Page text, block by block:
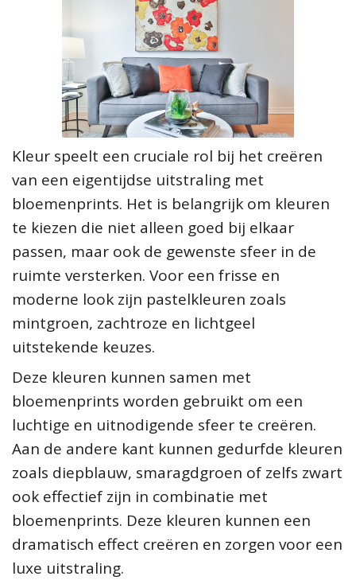
Kleur speelt een cruciale rol bij het creëren
van een eigentijdse uitstraling met
bloemenprints. Het is belangrijk om kleuren
te kiezen die niet alleen goed bij elkaar
passen, maar ook de gewenste sfeer in de
ruimte versterken. Voor een frisse en
moderne look zijn pastelkleuren zoals
mintgroen, zachtroze en lichtgeel
uitstekende keuzes.
Deze kleuren kunnen samen met
bloemenprints worden gebruikt om een
luchtige en uitnodigende sfeer te creëren.
Aan de andere kant kunnen gedurfde kleuren
zoals diepblauw, smaragdgroen of zelfs zwart
ook effectief zijn in combinatie met
bloemenprints. Deze kleuren kunnen een
dramatisch effect creëren en zorgen voor een
luxe uitstraling.